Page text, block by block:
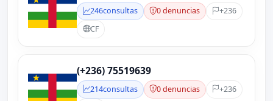
246consultas 0 denuncias
+236
CF
(+236) 75519639
214consultas 0 denuncias
+236